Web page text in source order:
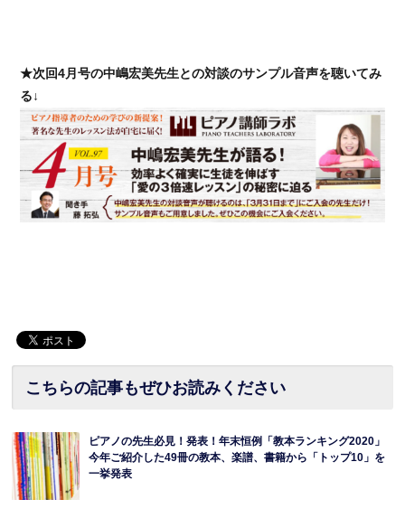
★次回4月号の中嶋宏美先生との対談のサンプル音声を聴いてみ
る↓
こちらの記事もぜひお読みください
ピアノの先生必見！発表！年末恒例「教本ランキング2020」
今年ご紹介した49冊の教本、楽譜、書籍から「トップ10」を
一挙発表